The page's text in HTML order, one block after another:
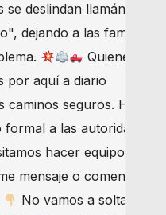
se deslindan llamándolo
dejando a las familias
Quienes
por aquí a diario
caminos seguros. Haré
a las autoridades,
hacer equipo.
mensaje o comenta
No vamos a soltar